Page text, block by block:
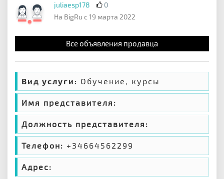
juliaesp178
0
На BigRu с 19 марта 2022
Все объявления продавца
Вид услуги: Обучение, курсы
Имя представителя:
Должность представителя:
Телефон: +34664562299
Адрес: